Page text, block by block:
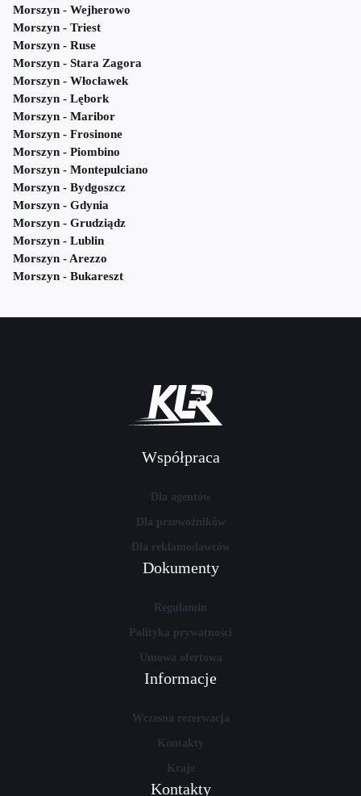
Morszyn - Wejherowo
Morszyn - Triest
Morszyn - Ruse
Morszyn - Stara Zagora
Morszyn - Włocławek
Morszyn - Lębork
Morszyn - Maribor
Morszyn - Frosinone
Morszyn - Piombino
Morszyn - Montepulciano
Morszyn - Bydgoszcz
Morszyn - Gdynia
Morszyn - Grudziądz
Morszyn - Lublin
Morszyn - Arezzo
Morszyn - Bukareszt
Współpraca
Dla agentów
Dla przewoźników
Dla reklamodawców
Dokumenty
Regulamin
Polityka prywatności
Umowa ofertowa
Informacje
Wczesna rezerwacja
Kontakty
Kraje
Kontakty